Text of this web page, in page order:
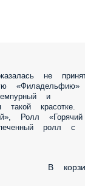
не
«Филадельфию»
и
красотке.
Ролл «Горячий
ролл с
В